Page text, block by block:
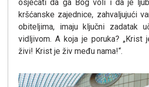
osjećati da ga Bog voli i da je
kršćanske zajednice, zahvaljujući
obiteljima, imaju ključni zadatak
vidljivom. A koja je poruka? „Krist
živi! Krist je živ među nama!“.